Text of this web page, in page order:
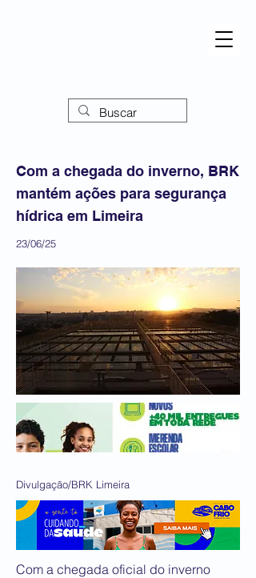
Com a chegada do inverno, BRK
mantém ações para segurança
hídrica em Limeira
23/06/25
Divulgação/BRK Limeira
Com a chegada oficial do inverno